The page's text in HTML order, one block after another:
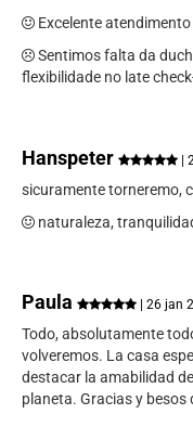
Excelente
Sentimos falta da
flexibilidade no late
Hanspeter |
sicuramente torneremo,
naturaleza,
Paula | 26 jan
Todo, absolutamente
volveremos. La casa
destacar la amabilidad
planeta. Gracias y besos